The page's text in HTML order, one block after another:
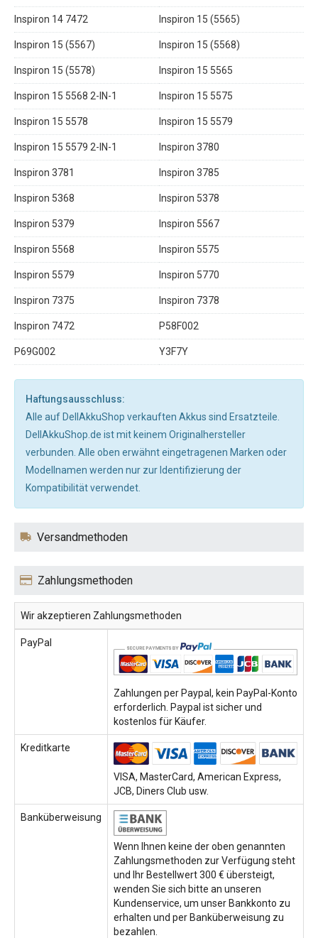
Inspiron 14 7472 Inspiron 15 (5565)
Inspiron 15 (5567) Inspiron 15 (5568)
Inspiron 15 (5578) Inspiron 15 5565
Inspiron 15 5568 2-IN-1 Inspiron 15 5575
Inspiron 15 5578 Inspiron 15 5579
Inspiron 15 5579 2-IN-1 Inspiron 3780
Inspiron 3781 Inspiron 3785
Inspiron 5368 Inspiron 5378
Inspiron 5379 Inspiron 5567
Inspiron 5568 Inspiron 5575
Inspiron 5579 Inspiron 5770
Inspiron 7375 Inspiron 7378
Inspiron 7472 P58F002
P69G002 Y3F7Y
Haftungsausschluss:
Alle auf DellAkkuShop verkauften Akkus sind Ersatzteile.
DellAkkuShop.de ist mit keinem Originalhersteller
verbunden. Alle oben erwähnt eingetragenen Marken oder
Modellnamen werden nur zur Identifizierung der
Kompatibilität verwendet.
Versandmethoden
Zahlungsmethoden
Wir akzeptieren Zahlungsmethoden
PayPal
Zahlungen per Paypal, kein PayPal-Konto
erforderlich. Paypal ist sicher und
kostenlos für Käufer.
Kreditkarte
VISA, MasterCard, American Express,
JCB, Diners Club usw.
Banküberweisung
Wenn Ihnen keine der oben genannten
Zahlungsmethoden zur Verfügung steht
und Ihr Bestellwert 300 € übersteigt,
wenden Sie sich bitte an unseren
Kundenservice, um unser Bankkonto zu
erhalten und per Banküberweisung zu
bezahlen.